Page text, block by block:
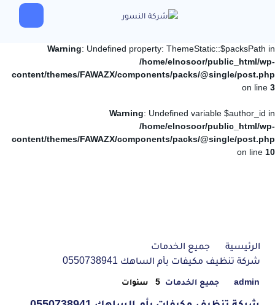
Warning: Undefined property: ThemeStatic::$packsPath in
/home/elnosoor/public_html/wp-
content/themes/FAWAZX/components/packs/@single/post.php
on line 3
Warning: Undefined variable $author_id in
/home/elnosoor/public_html/wp-
content/themes/FAWAZX/components/packs/@single/post.php
on line 10
الرئيسية
جميع الخدمات
شركة تنظيف مكيفات بأم الساهك 0550738941
admin جميع الخدمات 5 سنوات